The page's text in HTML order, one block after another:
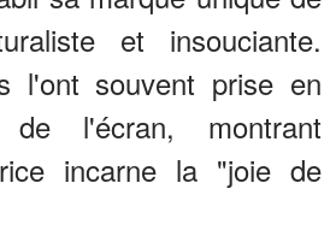
et insouciante.
l'ont souvent prise en
l'écran, montrant
incarne la "joie de